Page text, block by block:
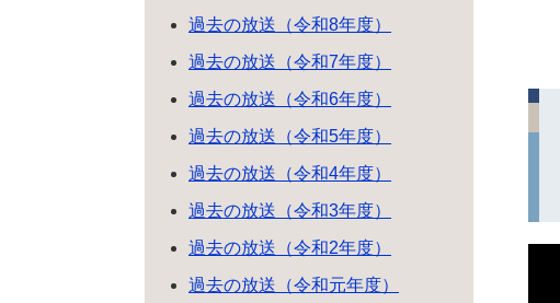
過去の放送（令和8年度）
過去の放送（令和7年度）
過去の放送（令和6年度）
過去の放送（令和5年度）
過去の放送（令和4年度）
過去の放送（令和3年度）
過去の放送（令和2年度）
過去の放送（令和元年度）